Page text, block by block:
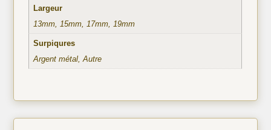
Largeur
13mm, 15mm, 17mm, 19mm
Surpiqures
Argent métal, Autre